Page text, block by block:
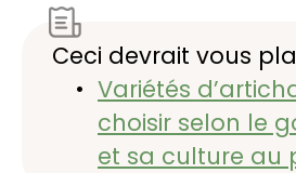
Ceci devrait vous
Variétés
choisir selon le
et sa culture au